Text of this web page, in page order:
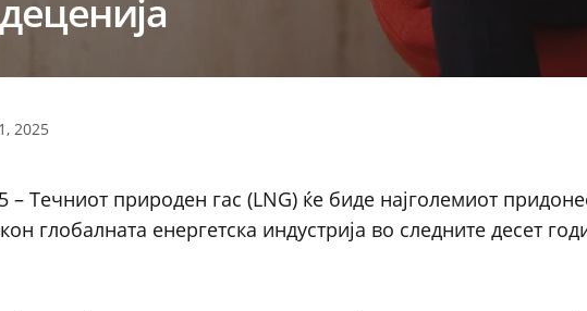
2025
– Течниот природен гас (LNG) ќе биде најголемиот
кон глобалната енергетска индустрија во следните десет